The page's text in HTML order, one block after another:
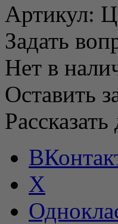
Артикул:
Задать
Нет в
Оставить
X